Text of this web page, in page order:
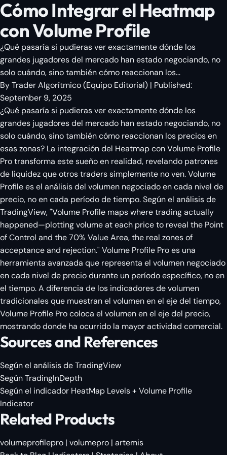
Cómo Integrar el Heatmap
con Volume Profile
¿Qué pasaría si pudieras ver exactamente dónde los
grandes jugadores del mercado han estado negociando, no
solo cuándo, sino también cómo reaccionan los...
ByTrader Algorítmico(Equipo Editorial) | Published:
September 9, 2025
¿Qué pasaría si pudieras ver exactamente dónde los
grandes jugadores del mercado han estado negociando, no
solo cuándo, sino también cómo reaccionan los precios en
esas zonas? La integración del Heatmap con Volume Profile
Pro transforma este sueño en realidad, revelando patrones
de liquidez que otros traders simplemente no ven. Volume
Profile es el análisis del volumen negociado en cada nivel de
precio, no en cada período de tiempo. Según el análisis de
TradingView, "Volume Profile maps where trading actually
happened—plotting volume at each price to reveal the Point
of Control and the 70% Value Area, the real zones of
acceptance and rejection." Volume Profile Pro es una
herramienta avanzada que representa el volumen negociado
en cada nivel de precio durante un período específico, no en
el tiempo. A diferencia de los indicadores de volumen
tradicionales que muestran el volumen en el eje del tiempo,
Volume Profile Pro coloca el volumen en el eje del precio,
mostrando donde ha ocurrido la mayor actividad comercial.
Sources and References
Según el análisis de TradingView
Según TradingInDepth
Según el indicador HeatMap Levels + Volume Profile
Indicator
Related Products
volumeprofilepro | volumepro | artemis